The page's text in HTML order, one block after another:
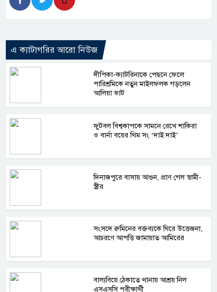
এ ক্যাটাগরির আরো নিউজ
দীপিকা-ক্যাটরিনাকে পেছনে ফেলে
পারিশ্রমিকে নতুন মাইলফলক গড়লেন
আলিয়া ভাট
ফুটবল বিশ্বকাপকে সামনে রেখে শাকিরা
ও বার্না বয়ের থিম সং ‘দাই দাই’
দিনাজপুরে বাসায় আগুন, প্রাণ গেল স্বামী-
স্ত্রীর
সংসদে রুমিনের বক্তব্যকে ঘিরে উত্তেজনা,
আচরণে আপত্তি জামায়াত আমিরের
বাল্যবিয়ে ঠেকাতে থানায় আশ্রয় নিল
এসএসসি পরীক্ষার্থী